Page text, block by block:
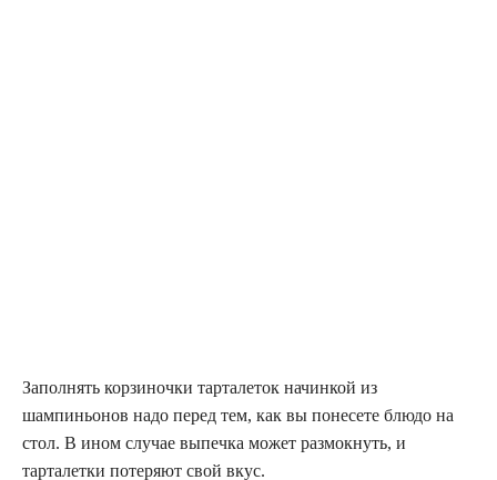
Заполнять корзиночки тарталеток начинкой из
шампиньонов надо перед тем, как вы понесете блюдо на
стол. В ином случае выпечка может размокнуть, и
тарталетки потеряют свой вкус.